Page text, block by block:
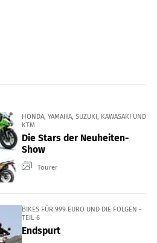
HONDA, YAMAHA, SUZUKI, KAWASAKI UND
KTM
Die Stars der Neuheiten-
Show
Tourer
BIKES FÜR 999 EURO UND DIE FOLGEN -
TEIL 6
Endspurt